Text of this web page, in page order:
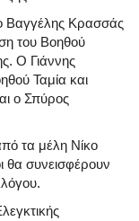
Βαγγέλης Κρασσάς
του Βοηθού
Ο Γιάννης
Ταμία και
ο Σπύρος
τα μέλη Νίκο
θα συνεισφέρουν